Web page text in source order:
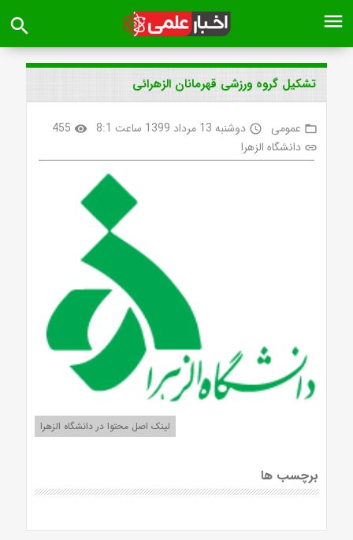
menu
search
تشکیل گروه ورزشی قهرمانان الزهرائی
folder_open عمومی access_time دوشنبه 13 مرداد 1399 ساعت 8:1 visibility
455
link دانشگاه الزهرا
لینک اصل محتوا در دانشگاه الزهرا
برچسب ها